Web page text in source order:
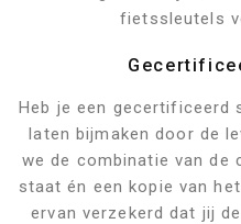
fietssleutels
Heb je een gecertificeerd
laten bijmaken door de
we de combinatie van
staat én een kopie van
ervan verzekerd dat jij